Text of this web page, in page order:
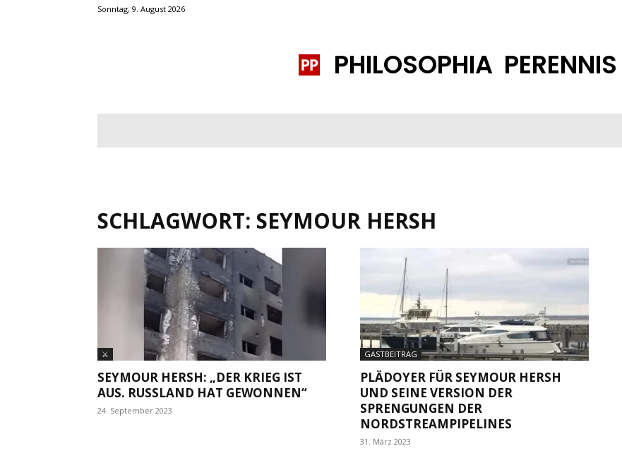
Sonntag, 9. August 2026
PHILOSOPHIA PERENNIS
SCHLAGWORT: SEYMOUR HERSH
⚔
SEYMOUR HERSH: „DER KRIEG IST
AUS. RUSSLAND HAT GEWONNEN“
24. September 2023
GASTBEITRAG
PLÄDOYER FÜR SEYMOUR HERSH
UND SEINE VERSION DER
SPRENGUNGEN DER
NORDSTREAMPIPELINES
31. März 2023